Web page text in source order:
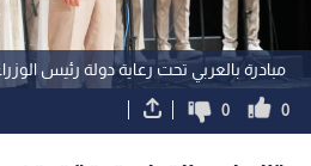
مبادرة بالعربي تحت رعاية دولة رئيس
0
0